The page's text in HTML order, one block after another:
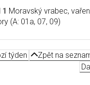
1 Moravský vrabec,
(A: 01a, 07, 09)
týden
Zpět na